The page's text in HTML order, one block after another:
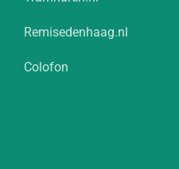
Remisedenhaag.nl
Colofon